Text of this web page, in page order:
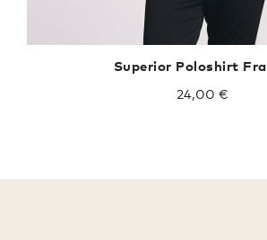
Superior Poloshirt
24,00 €